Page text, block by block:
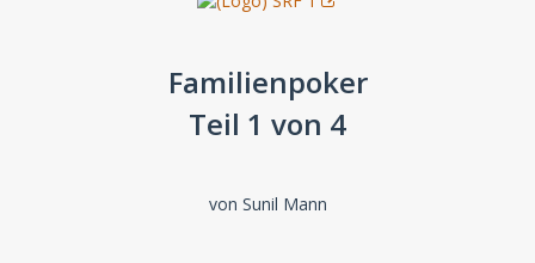
Familienpoker
Teil 1 von 4
von Sunil Mann